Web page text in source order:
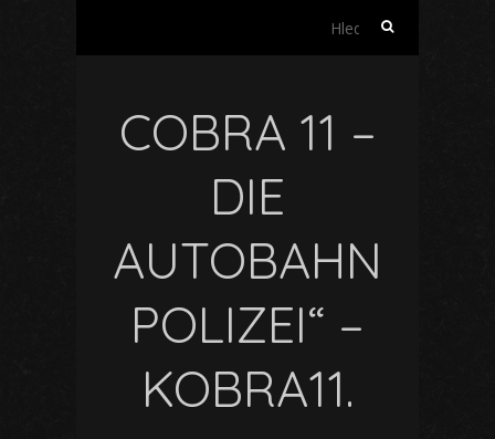
Vyhledávání
COBRA 11 –
DIE
AUTOBAHN
POLIZEI“ –
KOBRA11.